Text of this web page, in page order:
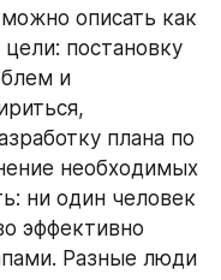
описать как
постановку
и
плана по
необходимых
ни один человек
эффективно
Разные люди